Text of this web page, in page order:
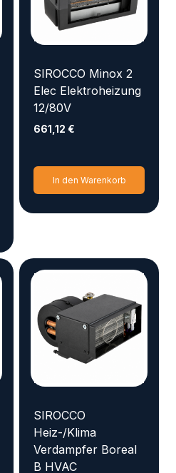
SIROCCO Minox 2
Elec Elektroheizung
12/80V
661,12 €
In den Warenkorb
SIROCCO
Heiz-/Klima
Verdampfer Boreal
B HVAC